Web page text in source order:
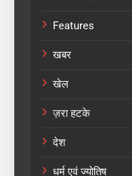
Features
खबर
खेल
ज़रा हटके
देश
धर्म एवं ज्योतिष